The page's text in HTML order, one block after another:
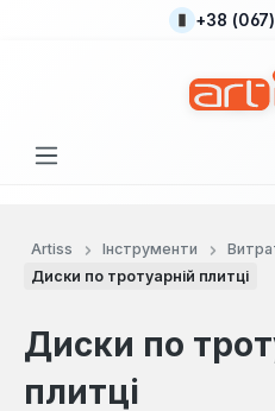
Перейти до основного
+38
Artiss Інструменти
Диски по тротуарній плитці
Диски по
плитці